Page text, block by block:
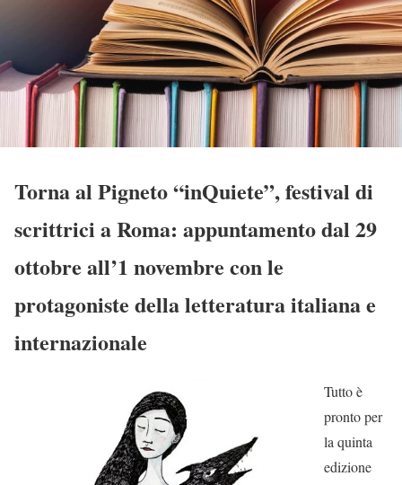
Torna al Pigneto “inQuiete”, festival di
scrittrici a Roma: appuntamento dal 29
ottobre all’1 novembre con le
protagoniste della letteratura italiana e
internazionale
Tutto è
pronto per
la quinta
edizione